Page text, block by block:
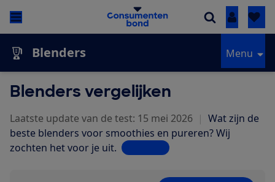
Inloggen
Blenders Menu
Blenders vergelijken
Laatste update van de test: 15 mei 2026 | Wat zijn de
beste blenders voor smoothies en pureren? Wij
zochten het voor je uit. Lees meer